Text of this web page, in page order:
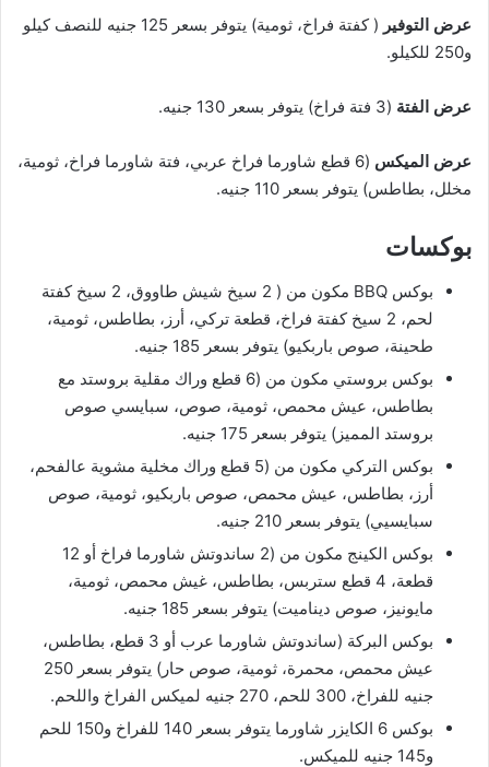
عرض التوفير
( كفتة فراخ، ثومية) يتوفر بسعر 125 جنيه للنصف كيلو
و250 للكيلو.
عرض الفتة (3 فتة فراخ) يتوفر بسعر 130 جنيه.
عرض الميكس
(6 قطع شاورما فراخ عربي، فتة شاورما فراخ، ثومية،
مخلل، بطاطس) يتوفر بسعر 110 جنيه.
بوكسات
بوكس BBQ مكون من ( 2 سيخ شيش طاووق، 2 سيخ كفتة
لحم، 2 سيخ كفتة فراخ، قطعة تركي، أرز، بطاطس، ثومية،
طحينة، صوص باربكيو) يتوفر بسعر 185 جنيه.
بوكس بروستي مكون من (6 قطع وراك مقلية بروستد مع
بطاطس، عيش محمص، ثومية، صوص، سبايسي صوص
بروستد المميز) يتوفر بسعر 175 جنيه.
بوكس التركي مكون من (5 قطع وراك مخلية مشوية عالفحم،
أرز، بطاطس، عيش محمص، صوص باربكيو، ثومية، صوص
سبايسيي) يتوفر بسعر 210 جنيه.
بوكس الكينج مكون من (2 ساندوتش شاورما فراخ أو 12
قطعة، 4 قطع ستربس، بطاطس، غيش محمص، ثومية،
مايونيز، صوص ديناميت) يتوفر بسعر 185 جنيه.
بوكس البركة (ساندوتش شاورما عرب أو 3 قطع، بطاطس،
عيش محمص، محمرة، ثومية، صوص حار) يتوفر بسعر 250
جنيه للفراخ، 300 للحم، 270 جنيه لميكس الفراخ واللحم.
بوكس 6 الكايزر شاورما يتوفر بسعر 140 للفراخ و150 للحم
و145 جنيه للميكس.